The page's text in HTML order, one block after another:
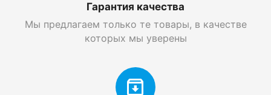
Гарантия качества
Мы предлагаем только те товары, в качестве
которых мы уверены